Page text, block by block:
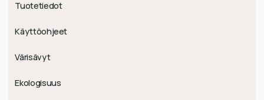
Tuotetiedot
Käyttöohjeet
Värisävyt
Ekologisuus